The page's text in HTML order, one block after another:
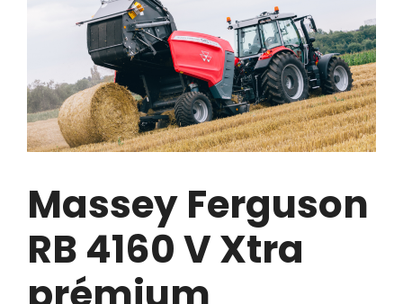
Massey Ferguson
RB 4160 V Xtra